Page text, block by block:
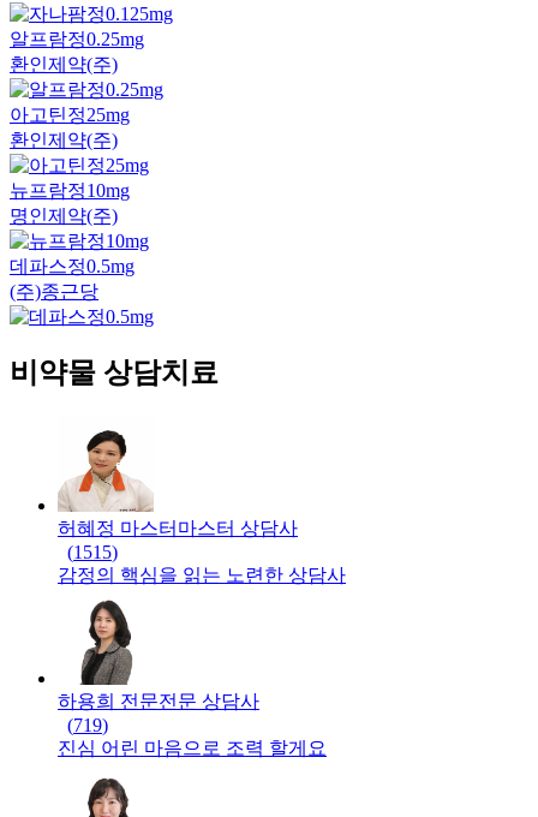
알프람정0.25mg
환인제약(주)
아고틴정25mg
환인제약(주)
뉴프람정10mg
명인제약(주)
데파스정0.5mg
(주)종근당
비약물 상담치료
허혜정 마스터 마스터 상담사
(1515)
감정의 핵심을 읽는 노련한 상담사
하용희 전문전문 상담사
(719)
진심 어린 마음으로 조력 할게요